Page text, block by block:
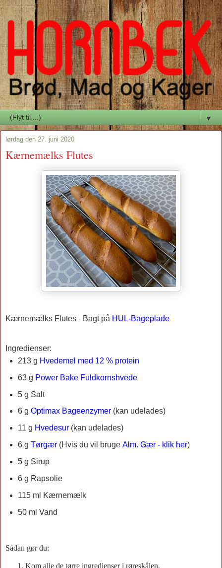
▼
lørdag den 27. juni 2020
Kærnemælks Flutes
Kærnemælks Flutes - Bagt på HUL-Bageplade
Ingredienser:
213 g Hvedemel med 12 % protein
63 g Power Bake Fuldkornshvede
5 g Salt
6 g Optimax Bageenzymer(kan udelades)
11 g Hvedesur(kan udelades)
6 g Tørgær (Hvis du vil bruge Alm. Gær - klik her)
5 g Sirup
6 g Rapsolie
115 ml Kærnemælk
50 ml Vand
Sådan gør du:
Kom alle de tørre ingredienser i røreskålen.